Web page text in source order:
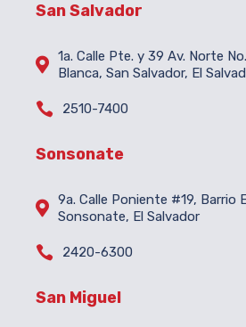
San Salvador
 1a. Calle Pte. y 39 Av. Norte
Blanca, San Salvador, El
 2510-7400
Sonsonate
 9a. Calle Poniente #19, Barrio
Sonsonate, El Salvador
 2420-6300
San Miguel